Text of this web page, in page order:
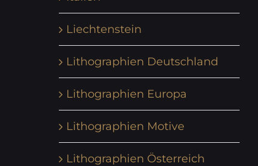
Liechtenstein
Lithographien Deutschland
Lithographien Europa
Lithographien Motive
Lithographien Österreich